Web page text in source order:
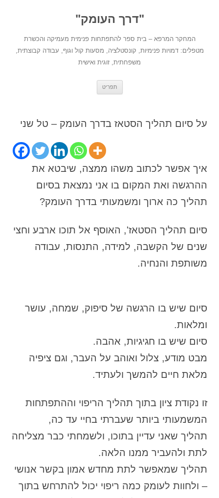
"דרך העומק"
המחקר המרפא – בית ספר להתפתחות פנימית מעמיקה והכשרת
מטפלים: דמויות פנימיות, קונסטלציה, מסעות קול וגוף, עבודה קבוצתית,
משפחתית, זוגית ואישית
תפריט
על סיום תהליך הסטאז בדרך העומק – טל שני
איך אפשר לכתוב משהו ממצה, שיבטא את
ההרגשה ואת המקום בו אני נמצאת בסיום
תהליך כה ארוך ומשמעותי בדרך העומק?
סיום תהליך הסטאז', האוסף אל תוכו ארבע וחצי
שנים של הקשבה, למידה, התנסות, עבודה
משותפת והנחיה.
סיום שיש בו הרגשה של סיפוק, שמחה, עושר
ומלאות.
סיום שיש בו חגיגיות, אהבה.
מבט מודע, צלול ואוהב על העבר, וגם ציפיה
מלאת חיים להמשך ולעתיד.
זו נקודת ציון בתוך תהליך הריפוי וההתפתחות
המשמעותי ביותר שעברתי בחיי עד כה,
תהליך שאני עדיין בתוכו, ולשמחתי כבר מצליחה
לתת ולהעביר ממנו הלאה.
תהליך שמאפשר לתת מחדש אמון בקשר אנושי
– ולחוות לעומק כמה ריפוי יכול להתרחש בתוך